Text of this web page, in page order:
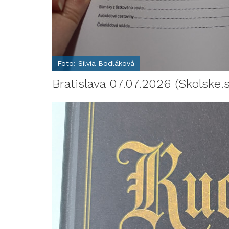
Foto: Silvia Bodláková
Bratislava 07.07.2026